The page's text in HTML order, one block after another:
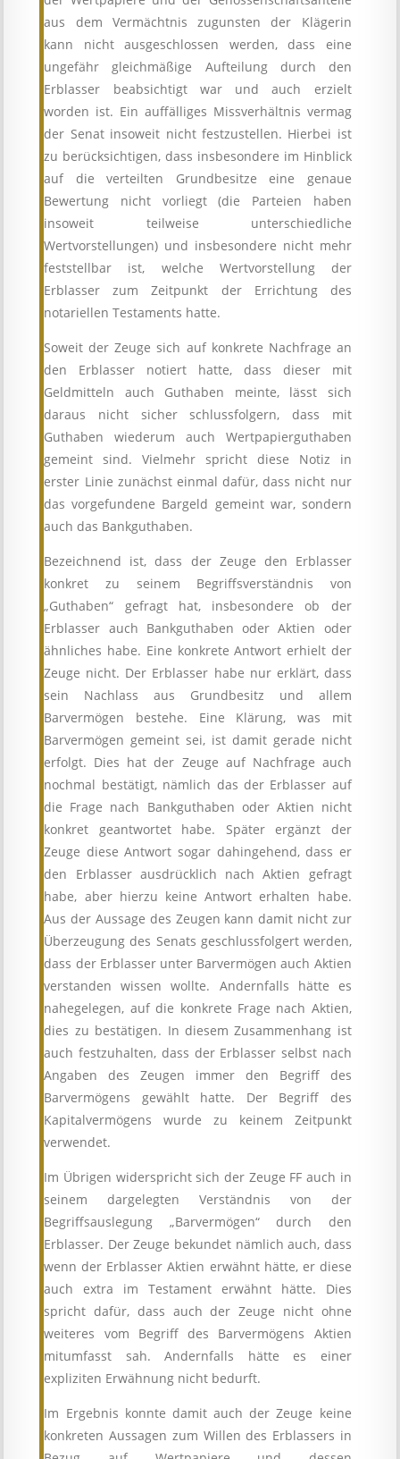
aus dem Vermächtnis zugunsten der Klägerin
kann nicht ausgeschlossen werden, dass eine
ungefähr gleichmäßige Aufteilung durch den
Erblasser beabsichtigt war und auch erzielt
worden ist. Ein auffälliges Missverhältnis vermag
der Senat insoweit nicht festzustellen. Hierbei ist
zu berücksichtigen, dass insbesondere im Hinblick
auf die verteilten Grundbesitze eine genaue
Bewertung nicht vorliegt (die Parteien haben
insoweit teilweise unterschiedliche
Wertvorstellungen) und insbesondere nicht mehr
feststellbar ist, welche Wertvorstellung der
Erblasser zum Zeitpunkt der Errichtung des
notariellen Testaments hatte.
Soweit der Zeuge sich auf konkrete Nachfrage an
den Erblasser notiert hatte, dass dieser mit
Geldmitteln auch Guthaben meinte, lässt sich
daraus nicht sicher schlussfolgern, dass mit
Guthaben wiederum auch Wertpapierguthaben
gemeint sind. Vielmehr spricht diese Notiz in
erster Linie zunächst einmal dafür, dass nicht nur
das vorgefundene Bargeld gemeint war, sondern
auch das Bankguthaben.
Bezeichnend ist, dass der Zeuge den Erblasser
konkret zu seinem Begriffsverständnis von
„Guthaben“ gefragt hat, insbesondere ob der
Erblasser auch Bankguthaben oder Aktien oder
ähnliches habe. Eine konkrete Antwort erhielt der
Zeuge nicht. Der Erblasser habe nur erklärt, dass
sein Nachlass aus Grundbesitz und allem
Barvermögen bestehe. Eine Klärung, was mit
Barvermögen gemeint sei, ist damit gerade nicht
erfolgt. Dies hat der Zeuge auf Nachfrage auch
nochmal bestätigt, nämlich das der Erblasser auf
die Frage nach Bankguthaben oder Aktien nicht
konkret geantwortet habe. Später ergänzt der
Zeuge diese Antwort sogar dahingehend, dass er
den Erblasser ausdrücklich nach Aktien gefragt
habe, aber hierzu keine Antwort erhalten habe.
Aus der Aussage des Zeugen kann damit nicht zur
Überzeugung des Senats geschlussfolgert werden,
dass der Erblasser unter Barvermögen auch Aktien
verstanden wissen wollte. Andernfalls hätte es
nahegelegen, auf die konkrete Frage nach Aktien,
dies zu bestätigen. In diesem Zusammenhang ist
auch festzuhalten, dass der Erblasser selbst nach
Angaben des Zeugen immer den Begriff des
Barvermögens gewählt hatte. Der Begriff des
Kapitalvermögens wurde zu keinem Zeitpunkt
verwendet.
Im Übrigen widerspricht sich der Zeuge FF auch in
seinem dargelegten Verständnis von der
Begriffsauslegung „Barvermögen“ durch den
Erblasser. Der Zeuge bekundet nämlich auch, dass
wenn der Erblasser Aktien erwähnt hätte, er diese
auch extra im Testament erwähnt hätte. Dies
spricht dafür, dass auch der Zeuge nicht ohne
weiteres vom Begriff des Barvermögens Aktien
mitumfasst sah. Andernfalls hätte es einer
expliziten Erwähnung nicht bedurft.
Im Ergebnis konnte damit auch der Zeuge keine
konkreten Aussagen zum Willen des Erblassers in